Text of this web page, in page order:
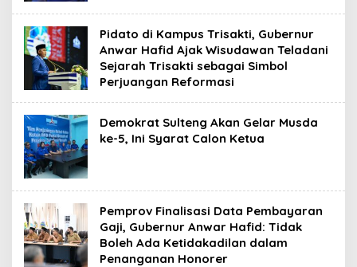
Pidato di Kampus Trisakti, Gubernur
Anwar Hafid Ajak Wisudawan Teladani
Sejarah Trisakti sebagai Simbol
Perjuangan Reformasi
Demokrat Sulteng Akan Gelar Musda
ke-5, Ini Syarat Calon Ketua
Pemprov Finalisasi Data Pembayaran
Gaji, Gubernur Anwar Hafid: Tidak
Boleh Ada Ketidakadilan dalam
Penanganan Honorer